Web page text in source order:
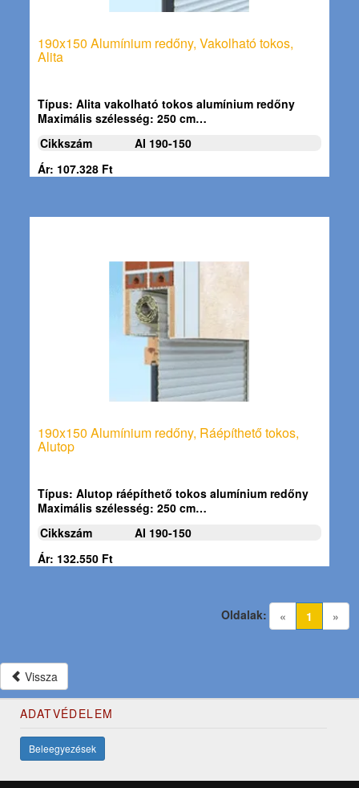
190x150 Alumínium redőny, Vakolható tokos,
Alita
Típus:Alita vakolható tokos alumínium redőny
Maximális szélesség: 250 cm…
Cikkszám
AI 190-150
Ár: 107.328 Ft
190x150 Alumínium redőny, Ráépíthető tokos,
Alutop
Típus:Alutop ráépíthető tokos alumínium redőny
Maximális szélesség: 250 cm…
Cikkszám
AI 190-150
Ár: 132.550 Ft
« 1 (current)
»
Oldalak:
Vissza
ADATVÉDELEM
Beleegyezések